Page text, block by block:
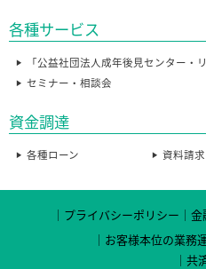
各種サービス
「公益社団法人成年後見センター・
セミナー・相談会
資金調達
各種ローン 資料請求
プライバシーポリシー 金
お客様本位の業務
共